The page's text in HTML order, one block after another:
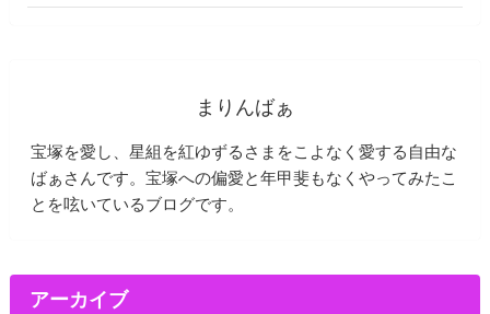
まりんばぁ
宝塚を愛し、星組を紅ゆずるさまをこよなく愛する自由な
ばぁさんです。宝塚への偏愛と年甲斐もなくやってみたこ
とを呟いているブログです。
アーカイブ